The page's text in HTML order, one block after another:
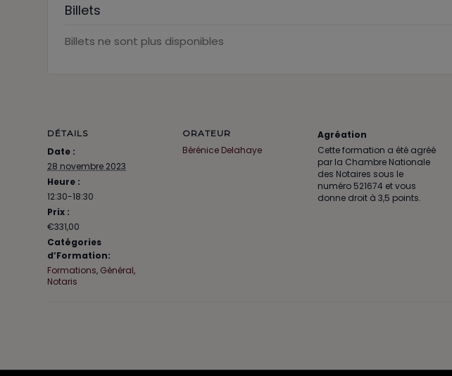
Billets
Billets ne sont plus disponibles
DÉTAILS
Date :
28 novembre 2023
Heure :
12:30-18:30
Prix :
€331,00
Catégories
d’Formation:
Formations, Général,
Notaris
ORATEUR
Bérénice Delahaye
Agréation
Cette formation a été agréé
par la Chambre Nationale
des Notaires sous le
numéro 521674 et vous
donne droit à 3,5 points.